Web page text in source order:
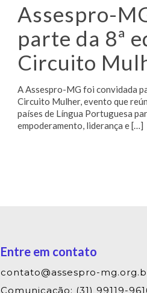
Assespro-
parte da 8ª
Circuito
A Assespro-MG foi convidada
Circuito Mulher, evento que
países de Língua Portuguesa
empoderamento, liderança e[…]
Entre em contato
contato@assespro-
Comunicação: (31) 99119-